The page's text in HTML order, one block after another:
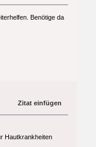
Benötige da
Zitat einfügen
Hautkrankheiten